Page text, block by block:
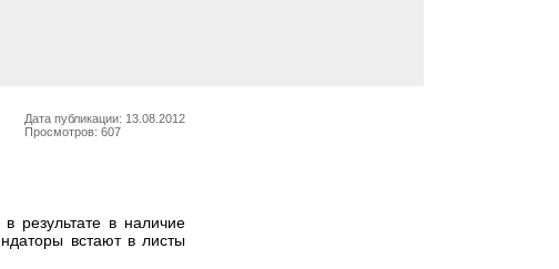
Дата публикации: 13.08.2012
Просмотров: 607
результате в наличие
встают в листы